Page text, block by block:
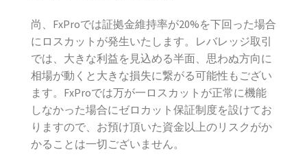
尚、FxProでは証拠金維持率が20%を下回った場合
にロスカットが発生いたします。レバレッジ取引
では、大きな利益を見込める半面、思わぬ方向に
相場が動くと大きな損失に繋がる可能性もござい
ます。FxProでは万が一ロスカットが正常に機能
しなかった場合にゼロカット保証制度を設けてお
りますので、お預け頂いた資金以上のリスクがか
かることは一切ございません。